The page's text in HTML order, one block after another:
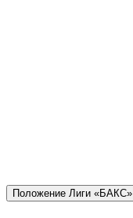
Положение Лиги «БАКС»